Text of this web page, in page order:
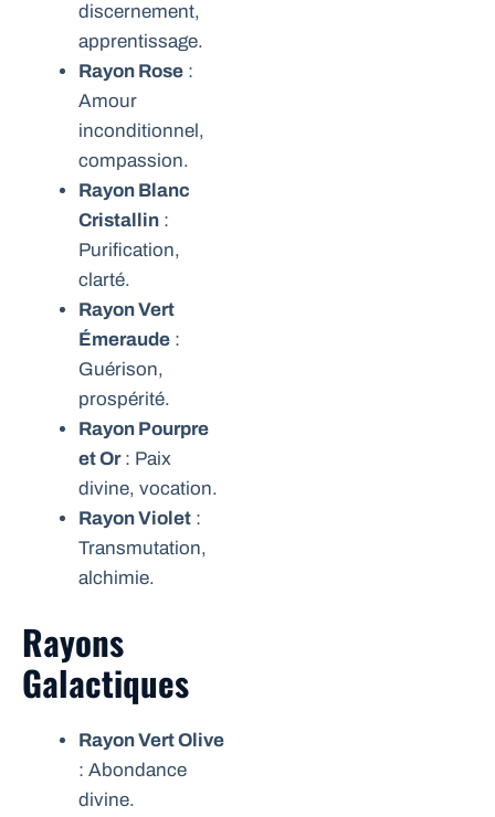
discernement,
apprentissage.
Rayon Rose :
Amour
inconditionnel,
compassion.
Rayon Blanc
Cristallin :
Purification,
clarté.
Rayon Vert
Émeraude :
Guérison,
prospérité.
Rayon Pourpre
et Or: Paix
divine, vocation.
Rayon Violet :
Transmutation,
alchimie.
Rayons
Galactiques
Rayon Vert Olive
: Abondance
divine.